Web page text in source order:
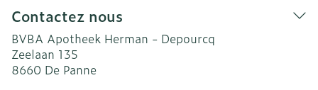
Contactez nous
BVBA Apotheek Herman - Depourcq
Zeelaan 135
8660 De Panne